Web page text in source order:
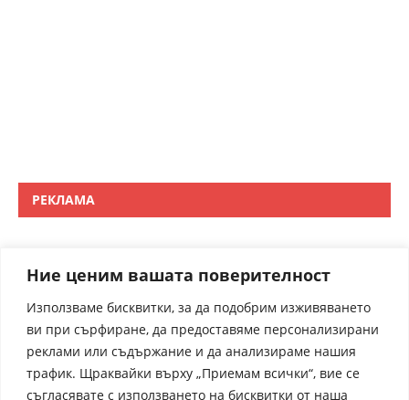
Ние ценим вашата поверителност
Използваме бисквитки, за да подобрим изживяването
ви при сърфиране, да предоставяме персонализирани
реклами или съдържание и да анализираме нашия
трафик. Щраквайки върху „Приемам всички“, вие се
съгласявате с използването на бисквитки от наша
РЕКЛАМА